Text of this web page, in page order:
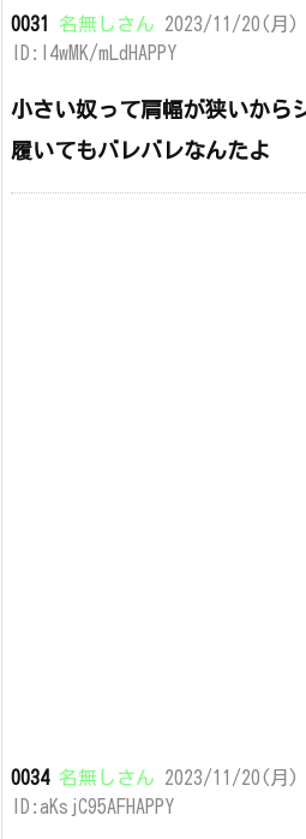
0031 名無しさん 2023/11/20(月
ID:l4wMK/mLdHAPPY
小さい奴って肩幅が狭いから
履いてもバレバレなんたよ
0034 名無しさん 2023/11/20(月)
ID:aKsjC95AFHAPPY